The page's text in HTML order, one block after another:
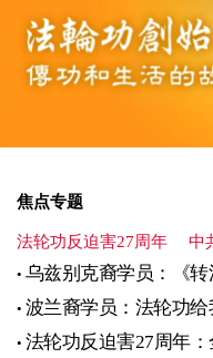
焦点专题
法轮功反迫害27周年 中
乌兹别克裔学员：《
波兰裔学员：法轮功
法轮功反迫害27周年